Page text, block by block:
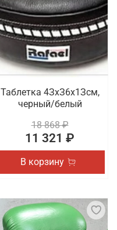
Таблетка 4ЗхЗ6х1Зсм,
черный/белый
18 868 ₽
11 321 ₽
В корзину